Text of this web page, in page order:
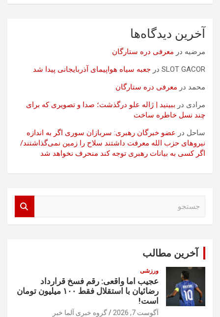
آخرین دیدگاه‌ها
مرضیه در معرفی دره ستارگان
SLOT GACOR در جعبه سیاه هواپیمای آذربایجانی پیدا شد
محمد در معرفی دره ستارگان
مرادی در ببینید | ژاله علو درگذشت؛ صدا و تصویری که برای
چند نسل خاطره ساخت
ساحل در عضو خبرگان رهبری: سربازان سوری اگر به اندازه
نیروهای حزب الله معرفت داشتند سلاح را زمین نمی‌گذاشتند/
اگر کسی به بیانات رهبری توجه کند منحرف نخواهد شد
آخرین مطالب
ورزشی
عجیب اما واقعی: رقم فسخ قرارداد
رضائیان با استقلال فقط ۱۰۰ میلیون تومان
است!
آگوست 7, 2026 گروه خبری آلما خبر